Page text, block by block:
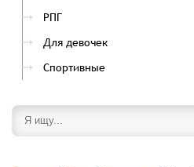
РПГ
Для девочек
Спортивные